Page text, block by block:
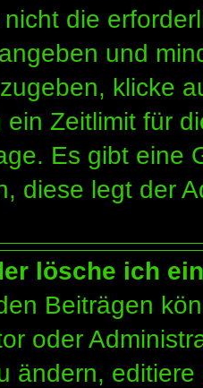
die
und
klicke
ein Zeitlimit für
Es gibt eine
diese legt der
lösche ich
Beiträgen
oder
ändern,